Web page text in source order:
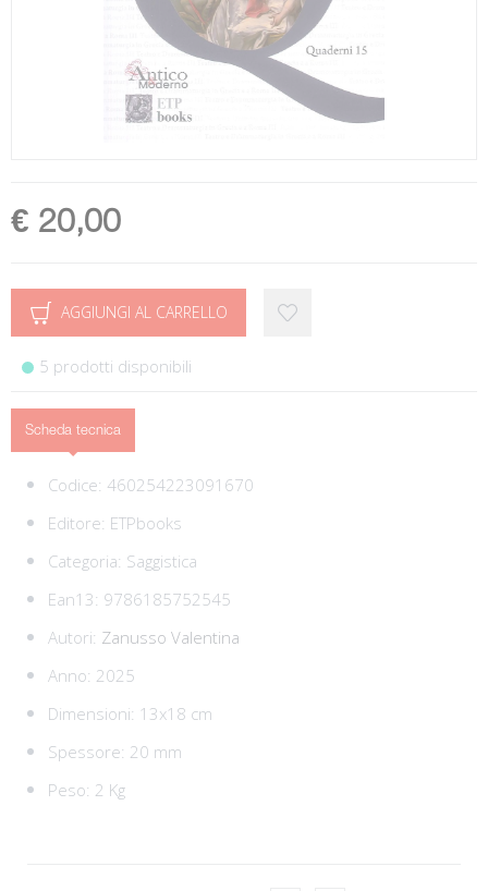
€ 20,00
AGGIUNGI AL CARRELLO
5 prodotti disponibili
Scheda tecnica
Codice: 460254223091670
Editore: ETPbooks
Categoria: Saggistica
Ean13: 9786185752545
Autori: Zanusso Valentina
Anno: 2025
Dimensioni: 13x18 cm
Spessore: 20 mm
Peso: 2 Kg